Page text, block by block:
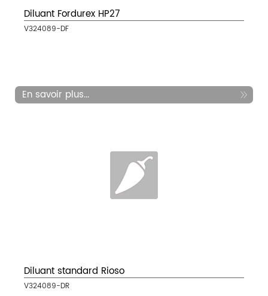
Diluant Fordurex HP27
V324089-DF
En savoir plus...
Diluant standard Rioso
V324089-DR